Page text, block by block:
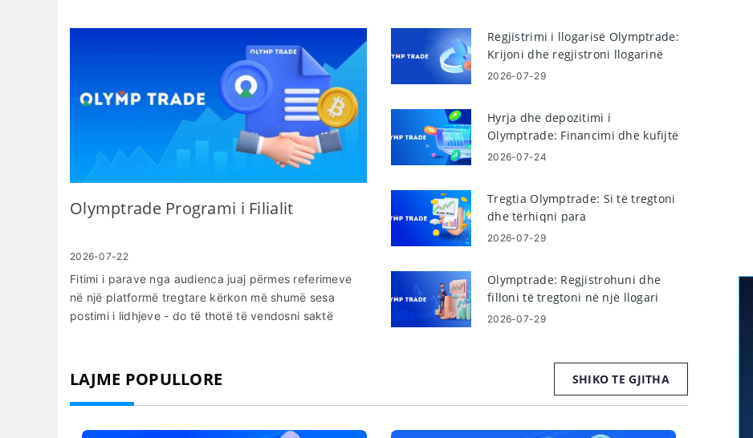
Olymptrade Programi i Filialit
2026-07-22
Fitimi i parave nga audienca juaj përmes referimeve
në një platformë tregtare kërkon më shumë sesa
postimi i lidhjeve - do të thotë të vendosni saktë
Shumë promotorë të rinj ngecin për shkak se
anashkalojnë verifikimin e identitetit, keqkuptojnë
burimet e lejuara të trafikut ose nuk regjistrojnë nën-
Regjistrimi i llogarisë Olymptrade:
Krijoni dhe regjistroni llogarinë
tuaj
2026-07-29
Hyrja dhe depozitimi i
Olymptrade: Financimi dhe kufijtë
hap pas hapi
2026-07-24
Tregtia Olymptrade: Si të tregtoni
dhe tërhiqni para
2026-07-29
Olymptrade: Regjistrohuni dhe
filloni të tregtoni në një llogari
demo
2026-07-29
LAJME POPULLORE SHIKO TE GJITHA